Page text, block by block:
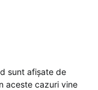
sunt afișate de
aceste cazuri vine